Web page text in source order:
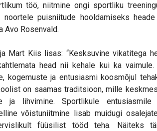
töö, niitmine ongi sportliku
puisniitude hooldamiseks
Avo Rosenvald.
Mart Kiis lisas: “Kesksuvine vikatitega
head nii kehale kui ka
kogemuste ja entusiasmi koosmõjul
on saamas traditsioon, mille
ja lihvimine. Sportlikule
võistuniitmine lisab muidugi
füüsilist tööd teha. Näiteks